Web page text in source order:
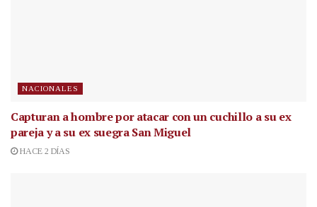
NACIONALES
Capturan a hombre por atacar con un cuchillo a su ex
pareja y a su ex suegra San Miguel
HACE 2 DÍAS